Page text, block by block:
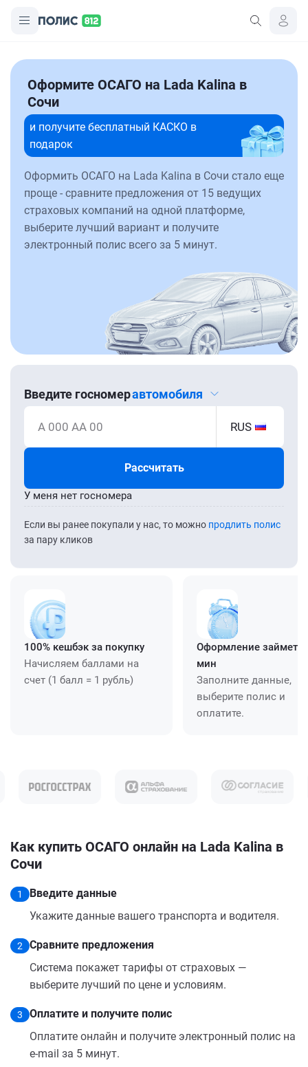
Оформите ОСАГО на Lada Kalina в
Сочи
и получите бесплатный КАСКО в
подарок
Оформить ОСАГО на Lada Kalina в Сочи стало еще
проще - сравните предложения от 15 ведущих
страховых компаний на одной платформе,
выберите лучший вариант и получите
электронный полис всего за 5 минут.
Введите госномеравтомобиля
А 000 АА 00 RUS
Рассчитать
Если вы ранее покупали у нас, то можно продлить полис
за пару кликов
У меня нет госномера
100% кешбэк за покупку
Начисляем баллами на
счет (1 балл = 1 рубль)
Оформление займет
мин
Заполните данные,
выберите полис и
оплатите.
Как купить ОСАГО онлайн на Lada Kalina в
Сочи
1
Введите данные
Укажите данные вашего транспорта и водителя.
2
Сравните предложения
Система покажет тарифы от страховых —
выберите лучший по цене и условиям.
3
Оплатите и получите полис
Оплатите онлайн и получите электронный полис на
e-mail за 5 минут.